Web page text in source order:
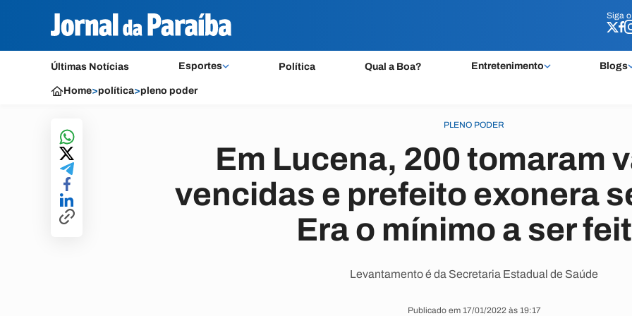
Siga o
Últimas Notícias Esportes Política Qual a Boa? Entretenimento Blogs
Siga o
Home>política>pleno poder
PLENO PODER
Em Lucena, 200 tomaram
vencidas e prefeito exonera
Era o mínimo a ser
Levantamento é da Secretaria Estadual de Saúde
Publicado em 17/01/2022 às 19:17